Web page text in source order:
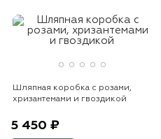
Шляпная коробка с розами,
хризантемами и гвоздикой
5 450 ₽